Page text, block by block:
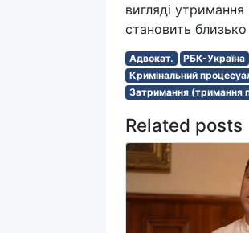
вигляді
становить
Адвокат. РБК-Україна
Кримінальний
Затримання (тримання
Related posts